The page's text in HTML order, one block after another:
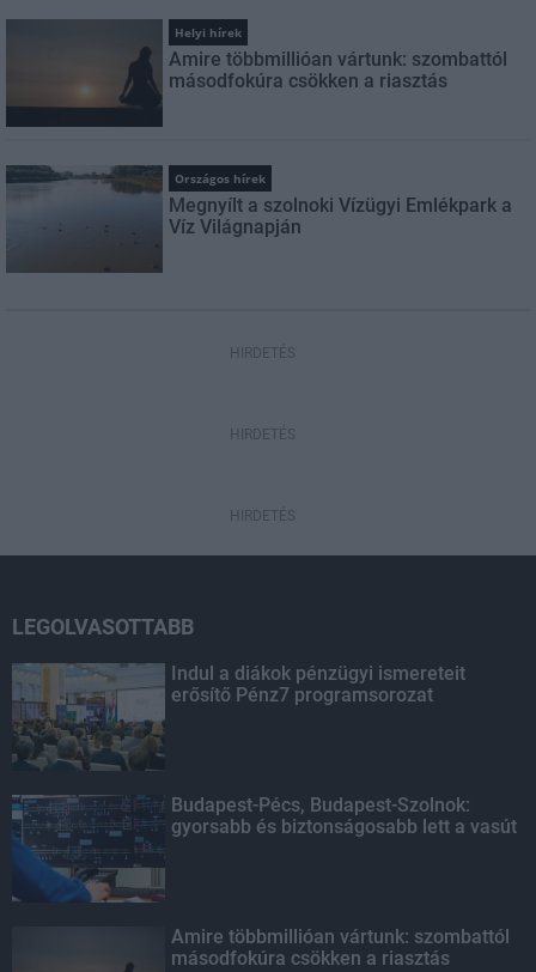
Helyi hírek
Amire többmillióan vártunk: szombattól
másodfokúra csökken a riasztás
Országos hírek
Megnyílt a szolnoki Vízügyi Emlékpark a
Víz Világnapján
HIRDETÉS
HIRDETÉS
HIRDETÉS
LEGOLVASOTTABB
Indul a diákok pénzügyi ismereteit
erősítő Pénz7 programsorozat
Budapest-Pécs, Budapest-Szolnok:
gyorsabb és biztonságosabb lett a vasút
Amire többmillióan vártunk: szombattól
másodfokúra csökken a riasztás